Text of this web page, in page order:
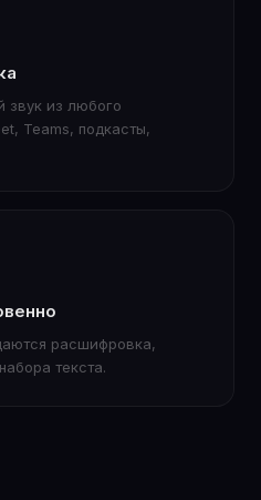
звук из любого
Teams, подкасты,
расшифровка,
текста.